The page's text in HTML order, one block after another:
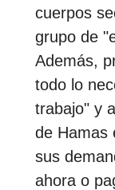
cuerpos
grupo de
Además,
todo lo
trabajo" y
de Hamas
sus
ahora o